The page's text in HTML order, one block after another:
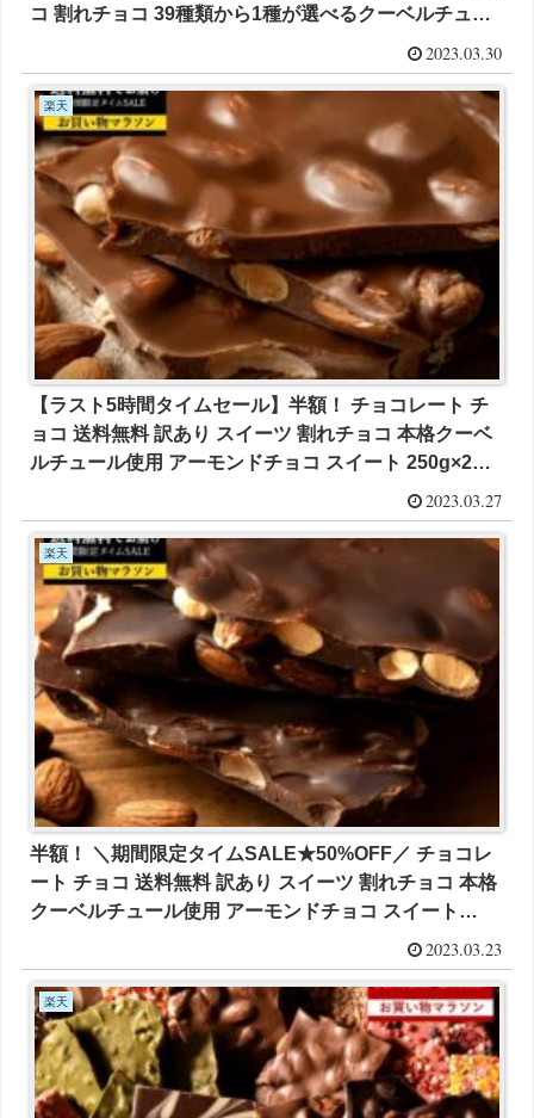
コ 割れチョコ 39種類から1種が選べるクーベルチュー
ルの 贅沢 割れチョコ 250g が700円とお買い得！2023.03.30
楽天
【ラスト5時間タイムセール】半額！ チョコレート チ
ョコ 送料無料 訳あり スイーツ 割れチョコ 本格クーベ
ルチュール使用 アーモンドチョコ スイート 250g×2個
2023.03.27
楽天
半額！ ＼期間限定タイムSALE★50%OFF／ チョコレ
ート チョコ 送料無料 訳あり スイーツ 割れチョコ 本格
クーベルチュール使用 アーモンドチョコ スイート
2023.03.23
楽天